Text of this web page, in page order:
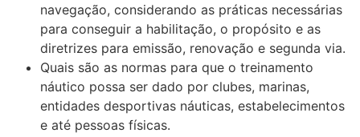
navegação, considerando as práticas necessárias
para conseguir a habilitação, o propósito e as
diretrizes para emissão, renovação e segunda via.
Quais são as normas para que o treinamento
náutico possa ser dado por clubes, marinas,
entidades desportivas náuticas, estabelecimentos
e até pessoas físicas.